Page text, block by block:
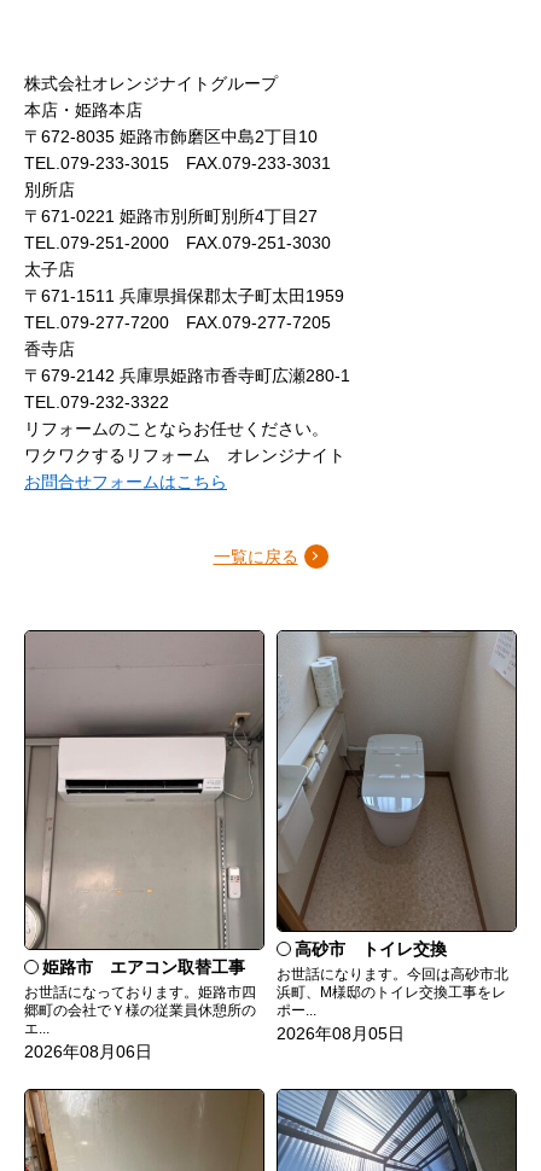
株式会社オレンジナイトグループ
本店・姫路本店
〒672-8035 姫路市飾磨区中島2丁目10
TEL.079-233-3015 FAX.079-233-3031
別所店
〒671-0221 姫路市別所町別所4丁目27
TEL.079-251-2000 FAX.079-251-3030
太子店
〒671-1511 兵庫県揖保郡太子町太田1959
TEL.079-277-7200 FAX.079-277-7205
香寺店
〒679-2142 兵庫県姫路市香寺町広瀬280-1
TEL.079-232-3322
リフォームのことならお任せください。
ワクワクするリフォーム オレンジナイト
お問合せフォームはこちら
一覧に戻る
姫路市 エアコン取替工事
お世話になっております。姫路市四
郷町の会社でＹ様の従業員休憩所の
エ...
2026年08月06日
高砂市 トイレ交換
お世話になります。今回は高砂市北
浜町、M様邸のトイレ交換工事をレ
ポー...
2026年08月05日